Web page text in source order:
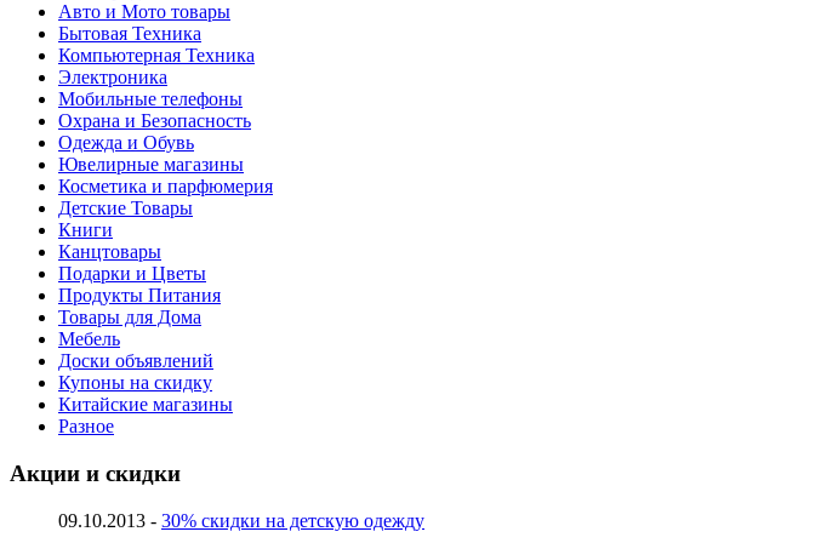
Авто и Мото товары
Бытовая Техника
Компьютерная Техника
Электроника
Мобильные телефоны
Охрана и Безопасность
Одежда и Обувь
Ювелирные магазины
Косметика и парфюмерия
Детские Товары
Книги
Канцтовары
Подарки и Цветы
Продукты Питания
Товары для Дома
Мебель
Доски объявлений
Купоны на скидку
Китайские магазины
Разное
Акции и скидки
09.10.2013 - 30% скидки на детскую одежду